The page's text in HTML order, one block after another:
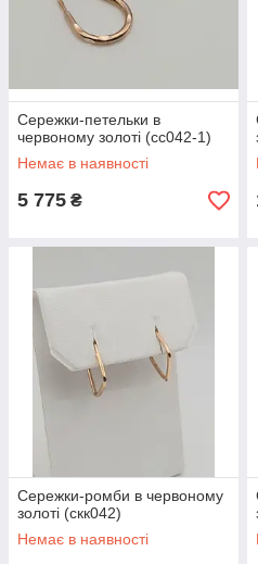
Сережки-петельки в
червоному золоті (сс042-1)
Немає в наявності
5 775 ₴
Сережки-ромби в червоному
золоті (скк042)
Немає в наявності